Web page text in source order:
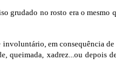
grudado no rosto era o mesmo
em consequência
queimada, xadrez...ou depois